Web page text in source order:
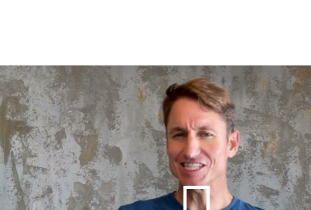
Play
Video